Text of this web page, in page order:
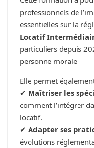
professionnels de
essentielles sur la
Locatif
particuliers depuis
personne morale.
Elle permet
✔ Maîtriser les
comment l’intégrer
locatif.
✔ Adapter ses
évolutions